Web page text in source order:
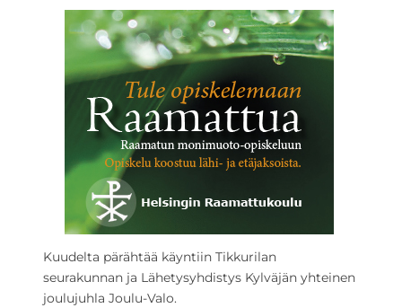
Kuudelta pärähtää käyntiin Tikkurilan
seurakunnan ja Lähetysyhdistys Kylväjän yhteinen
joulujuhla Joulu-Valo.